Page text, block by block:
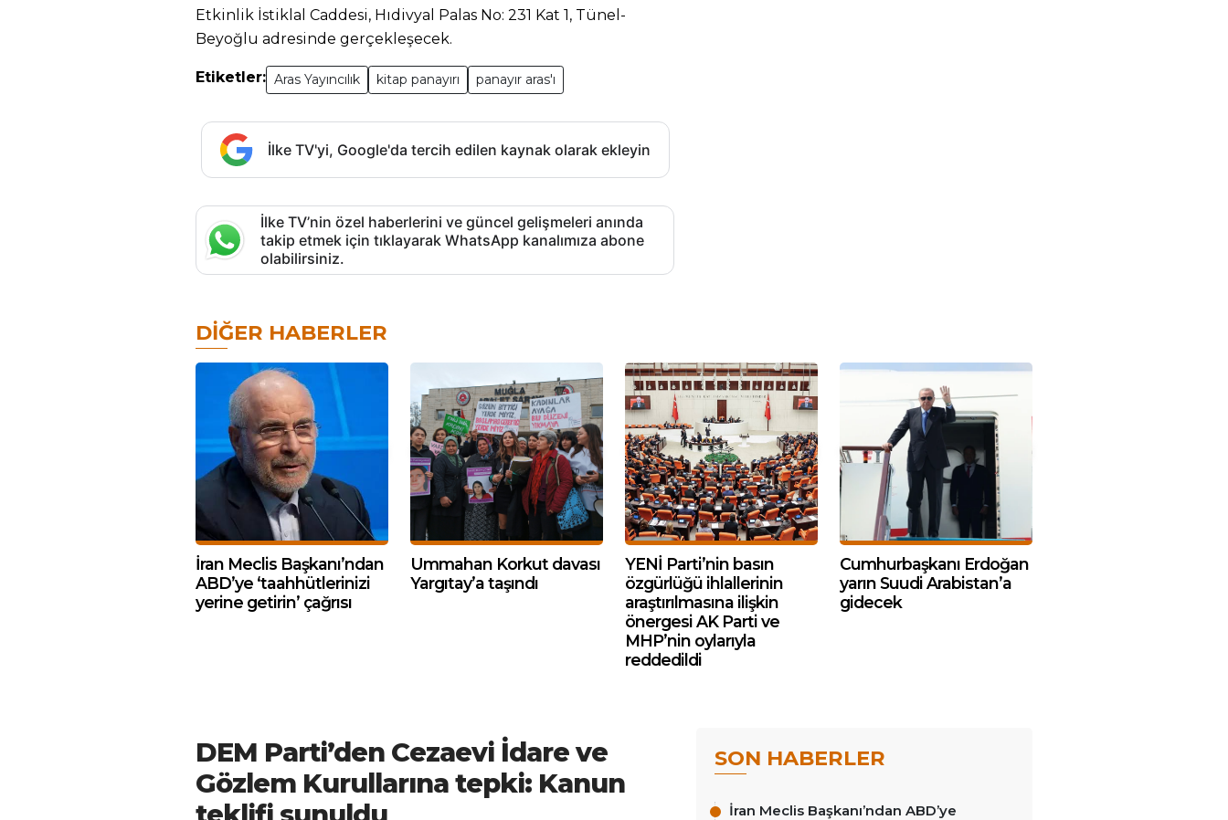
Etkinlik İstiklal Caddesi, Hıdivyal Palas No: 231 Kat 1, Tünel-
Beyoğlu adresinde gerçekleşecek.
Etiketler: Aras Yayıncılık kitap panayırı panayır aras'ı
İlke TV'yi, Google'da tercih edilen kaynak olarak ekleyin
İlke TV’nin özel haberlerini ve güncel gelişmeleri anında
takip etmek için tıklayarak WhatsApp kanalımıza abone
olabilirsiniz.
DIĞER HABERLER
İran Meclis Başkanı’ndan
ABD’ye ‘taahhütlerinizi
yerine getirin’ çağrısı
Ummahan Korkut davası
Yargıtay’a taşındı
YENİ Parti’nin basın
özgürlüğü ihlallerinin
araştırılmasına ilişkin
önergesi AK Parti ve
MHP’nin oylarıyla
reddedildi
Cumhurbaşkanı Erdoğan
yarın Suudi Arabistan’a
gidecek
DEM Parti’den Cezaevi İdare ve
Gözlem Kurullarına tepki: Kanun
SON HABERLER
İran Meclis Başkanı’ndan ABD’ye